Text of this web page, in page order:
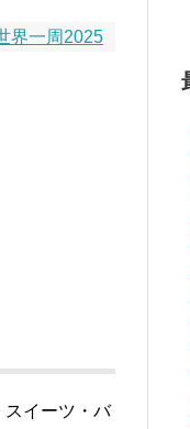
界一周2025
スイーツ・バ